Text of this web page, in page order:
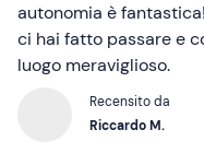
autonomia è
ci hai fatto passare e
luogo meraviglioso.
Recensito da
Riccardo M.